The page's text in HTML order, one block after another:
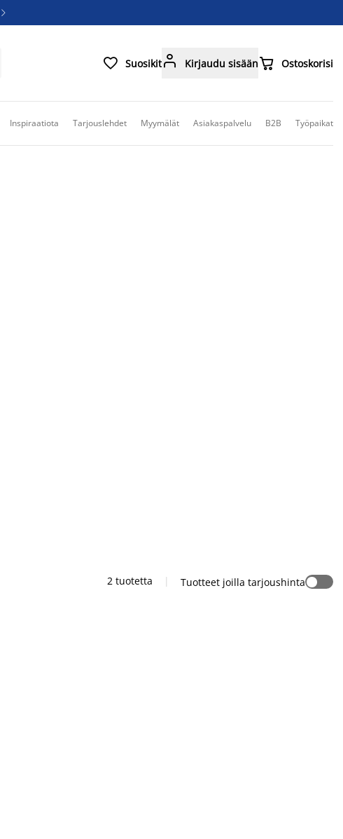

 Suosikit Kirjaudu sisään Ostoskorisi
Inspiraatiota Tarjouslehdet Myymälät Asiakaspalvelu B2B Työpaikat
2 tuotetta | Tuotteet joilla tarjoushinta